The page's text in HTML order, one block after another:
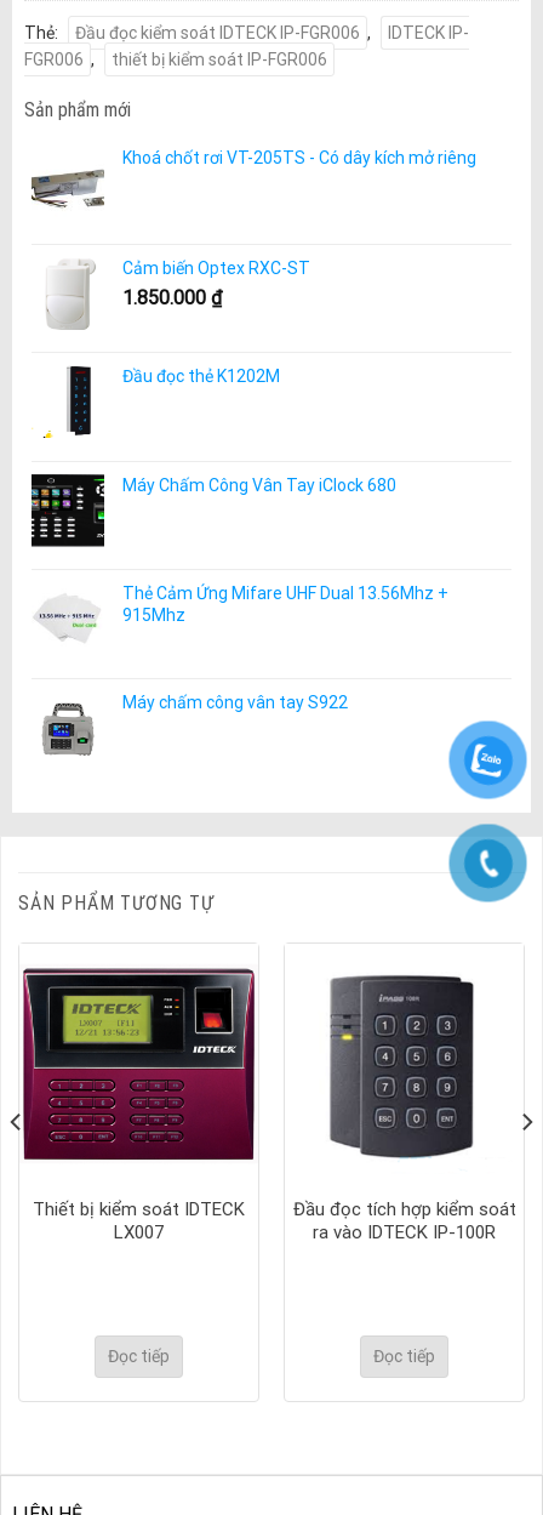
Thẻ: Đầu đọc kiểm soát IDTECK IP-FGR006 ,
IDTECK IP-
FGR006 , thiết bị kiểm soát IP-FGR006
Sản phẩm mới
Khoá chốt rơi VT-205TS - Có dây kích mở riêng
Cảm biến Optex RXC-ST
1.850.000 ₫
Đầu đọc thẻ K1202M
Máy Chấm Công Vân Tay iClock 680
Thẻ Cảm Ứng Mifare UHF Dual 13.56Mhz +
915Mhz
Máy chấm công vân tay S922
SẢN PHẨM TƯƠNG TỰ
Thiết bị kiểm soát IDTECK
LX007
Đọc tiếp
Đầu đọc tích hợp kiểm soát
ra vào IDTECK IP-100R
Đọc tiếp